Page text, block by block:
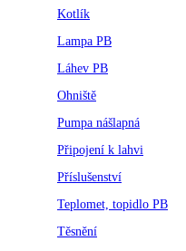
Kotlík
Lampa PB
Láhev PB
Ohniště
Pumpa nášlapná
Připojení k lahvi
Příslušenství
Teplomet, topidlo PB
Těsnění